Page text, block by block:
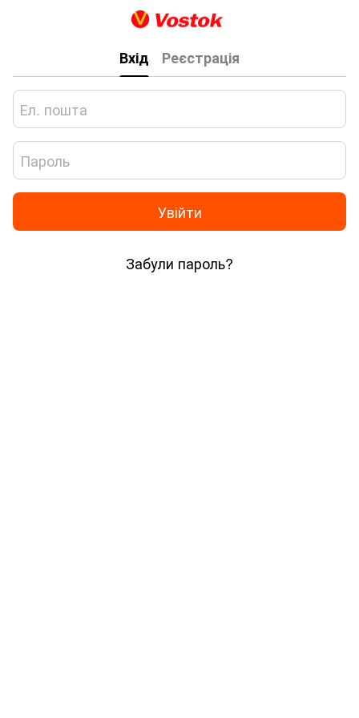
Вхід Реєстрація
Увійти
Забули пароль?